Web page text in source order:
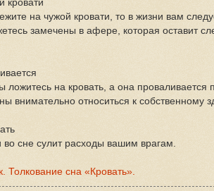
кровати
на чужой кровати, то в жизни вам
замечены в афере, которая оставит
ложитесь на кровать, а она проваливается
внимательно относиться к собственному
во сне сулит расходы вашим врагам.
Толкование сна «Кровать».